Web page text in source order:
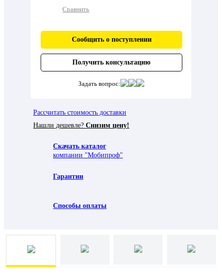
Сравнить
Сообщить о поступлении
Получить консультацию
Задать вопрос:
Рассчитать стоимость доставки
Нашли дешевле? Снизим цену!
Скачать каталог
компании "Мобипроф"
Гарантии
Способы оплаты